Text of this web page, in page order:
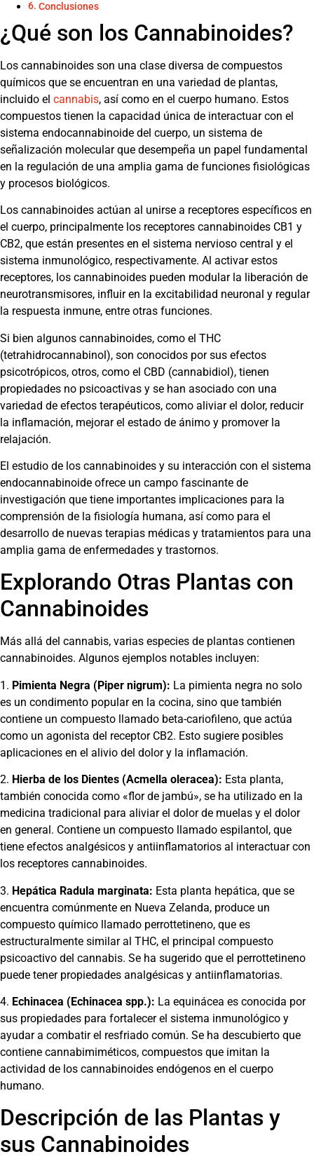
Conclusiones
¿Qué son los Cannabinoides?
Los cannabinoides son una clase diversa de compuestos
químicos que se encuentran en una variedad de plantas,
incluido el cannabis, así como en el cuerpo humano. Estos
compuestos tienen la capacidad única de interactuar con el
sistema endocannabinoide del cuerpo, un sistema de
señalización molecular que desempeña un papel fundamental
en la regulación de una amplia gama de funciones fisiológicas
y procesos biológicos.
Los cannabinoides actúan al unirse a receptores específicos en
el cuerpo, principalmente los receptores cannabinoides CB1 y
CB2, que están presentes en el sistema nervioso central y el
sistema inmunológico, respectivamente. Al activar estos
receptores, los cannabinoides pueden modular la liberación de
neurotransmisores, influir en la excitabilidad neuronal y regular
la respuesta inmune, entre otras funciones.
Si bien algunos cannabinoides, como el THC
(tetrahidrocannabinol), son conocidos por sus efectos
psicotrópicos, otros, como el CBD (cannabidiol), tienen
propiedades no psicoactivas y se han asociado con una
variedad de efectos terapéuticos, como aliviar el dolor, reducir
la inflamación, mejorar el estado de ánimo y promover la
relajación.
El estudio de los cannabinoides y su interacción con el sistema
endocannabinoide ofrece un campo fascinante de
investigación que tiene importantes implicaciones para la
comprensión de la fisiología humana, así como para el
desarrollo de nuevas terapias médicas y tratamientos para una
amplia gama de enfermedades y trastornos.
Explorando Otras Plantas con
Cannabinoides
Más allá del cannabis, varias especies de plantas contienen
cannabinoides. Algunos ejemplos notables incluyen:
1. Pimienta Negra (Piper nigrum): La pimienta negra no solo
es un condimento popular en la cocina, sino que también
contiene un compuesto llamado beta-cariofileno, que actúa
como un agonista del receptor CB2. Esto sugiere posibles
aplicaciones en el alivio del dolor y la inflamación.
2. Hierba de los Dientes (Acmella oleracea): Esta planta,
también conocida como «flor de jambú», se ha utilizado en la
medicina tradicional para aliviar el dolor de muelas y el dolor
en general. Contiene un compuesto llamado espilantol, que
tiene efectos analgésicos y antiinflamatorios al interactuar con
los receptores cannabinoides.
3. Hepática Radula marginata: Esta planta hepática, que se
encuentra comúnmente en Nueva Zelanda, produce un
compuesto químico llamado perrottetineno, que es
estructuralmente similar al THC, el principal compuesto
psicoactivo del cannabis. Se ha sugerido que el perrottetineno
puede tener propiedades analgésicas y antiinflamatorias.
4. Echinacea (Echinacea spp.): La equinácea es conocida por
sus propiedades para fortalecer el sistema inmunológico y
ayudar a combatir el resfriado común. Se ha descubierto que
contiene cannabimiméticos, compuestos que imitan la
actividad de los cannabinoides endógenos en el cuerpo
humano.
Descripción de las Plantas y
sus Cannabinoides